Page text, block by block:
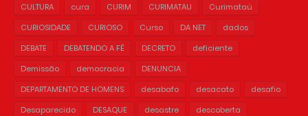
CULTURA
cura CURIM CURIMATAU
Curimataú
CURIOSIDADE
CURIOSO Curso DA NET
dados
DEBATE
DEBATENDO A FÉ DECRETO
deficiente
Demissão
democracia
DENUNCIA
DEPARTAMENTO DE HOMENS
desabafo desacato
desafio
Desaparecido
DESAQUE desastre
descoberta